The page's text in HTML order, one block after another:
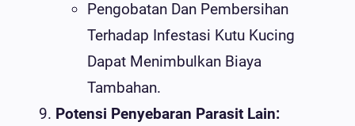
Pengobatan Dan Pembersihan
Terhadap Infestasi Kutu Kucing
Dapat Menimbulkan Biaya
Tambahan.
Potensi Penyebaran Parasit Lain: